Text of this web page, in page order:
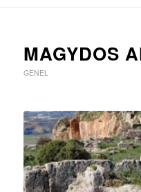
MAGYDOS
GENEL